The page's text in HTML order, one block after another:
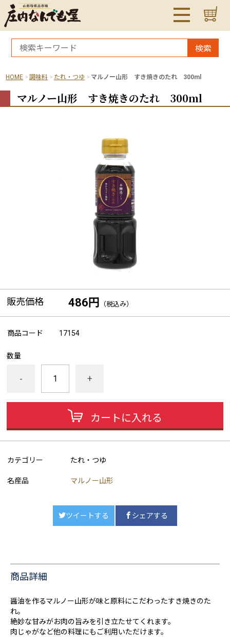
検索
HOME 調味料 たれ・つゆ マルノー山形 すき焼きのたれ 300ml
マルノー山形 すき焼きのたれ 300ml
販売価格 486円 （税込み）
商品コード 17154
数量
- +
カートに入れる
カテゴリー たれ・つゆ
名産品 マルノー山形
ツイートする シェアする
商品詳細
醤油を作るマルノー山形が味と原料にこだわったすき焼きのた
れ。
絶妙な甘みがお肉の旨みを引き立たせてくれます。
肉じゃがなど他の料理にもご利用いただけます。